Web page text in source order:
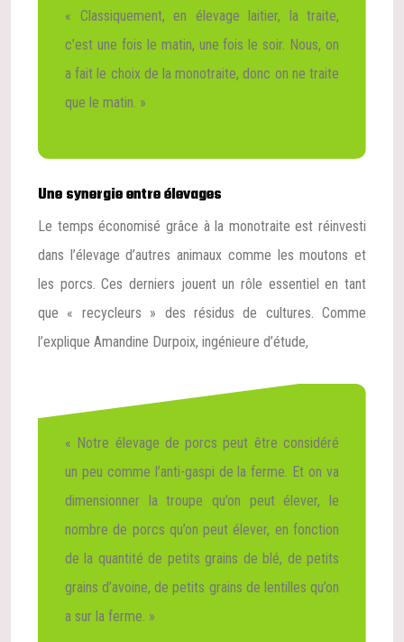
« Classiquement, en élevage laitier, la traite,
c’est une fois le matin, une fois le soir. Nous, on
a fait le choix de la monotraite, donc on ne traite
que le matin. »
Une synergie entre élevages
Le temps économisé grâce à la monotraite est réinvesti
dans l’élevage d’autres animaux comme les moutons et
les porcs. Ces derniers jouent un rôle essentiel en tant
que « recycleurs » des résidus de cultures. Comme
l’explique Amandine Durpoix, ingénieure d’étude,
« Notre élevage de porcs peut être considéré
un peu comme l’anti-gaspi de la ferme. Et on va
dimensionner la troupe qu’on peut élever, le
nombre de porcs qu’on peut élever, en fonction
de la quantité de petits grains de blé, de petits
grains d’avoine, de petits grains de lentilles qu’on
a sur la ferme. »